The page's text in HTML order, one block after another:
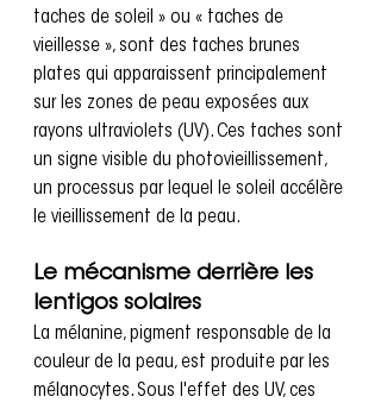
taches de soleil » ou « taches de
vieillesse », sont des taches brunes
plates qui apparaissent principalement
sur les zones de peau exposées aux
rayons ultraviolets (UV). Ces taches sont
un signe visible du photovieillissement,
un processus par lequel le soleil accélère
le vieillissement de la peau.
Le mécanisme derrière les
lentigos solaires
La mélanine, pigment responsable de la
couleur de la peau, est produite par les
mélanocytes. Sous l'effet des UV, ces